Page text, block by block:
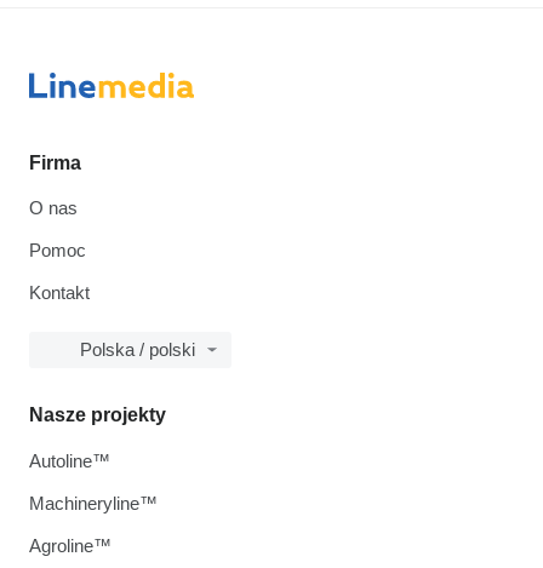
Firma
O nas
Pomoc
Kontakt
Polska / polski
Nasze projekty
Autoline™
Machineryline™
Agroline™